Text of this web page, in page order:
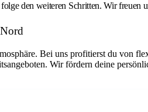
den weiteren Schritten. Wir freuen
Bei uns profitierst du von
Wir fördern deine